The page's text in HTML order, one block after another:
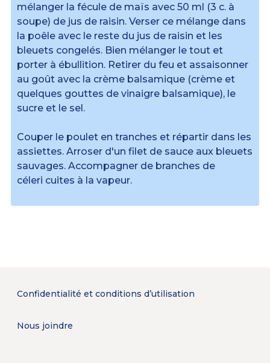
mélanger la fécule de maïs avec 50 ml (3 c. à
soupe) de jus de raisin. Verser ce mélange dans
la poêle avec le reste du jus de raisin et les
bleuets congelés. Bien mélanger le tout et
porter à ébullition. Retirer du feu et assaisonner
au goût avec la crème balsamique (crème et
quelques gouttes de vinaigre balsamique), le
sucre et le sel.
Couper le poulet en tranches et répartir dans les
assiettes. Arroser d'un filet de sauce aux bleuets
sauvages. Accompagner de branches de
céleri cuites à la vapeur.
Confidentialité et conditions d’utilisation
Nous joindre